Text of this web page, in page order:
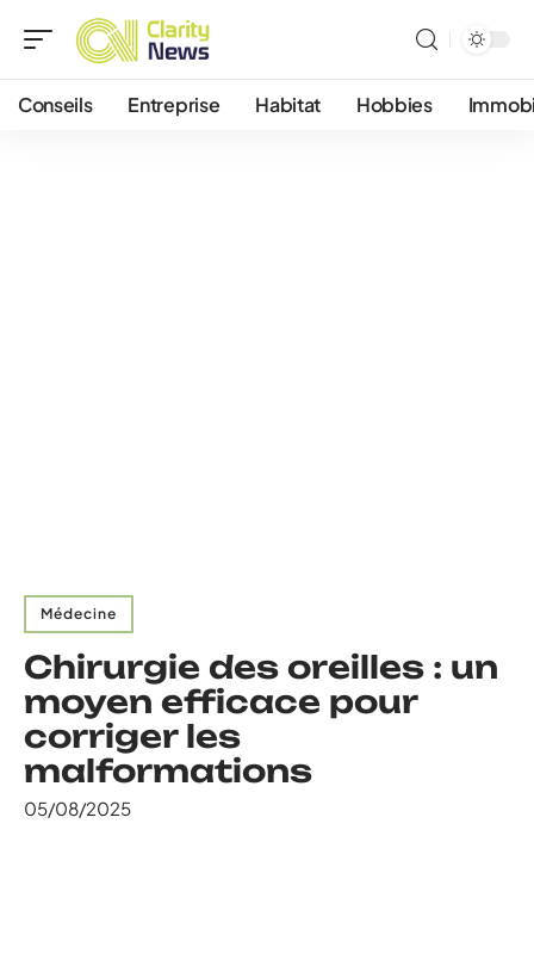
Conseils Entreprise Habitat Hobbies
Médecine
Chirurgie des oreilles : un
moyen efficace pour
corriger les
malformations
05/08/2025